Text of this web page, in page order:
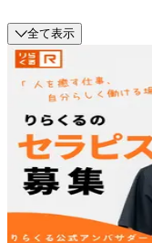
全て表示